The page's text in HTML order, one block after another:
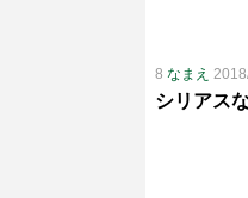
8 なまえ
シリアス